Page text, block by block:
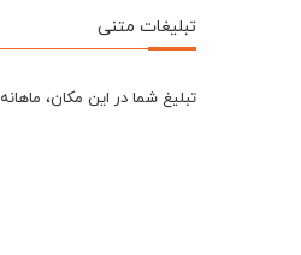
تبلیغات متنی
تبلیغ شما در این مکان، ماهانه 149 هزار تومان